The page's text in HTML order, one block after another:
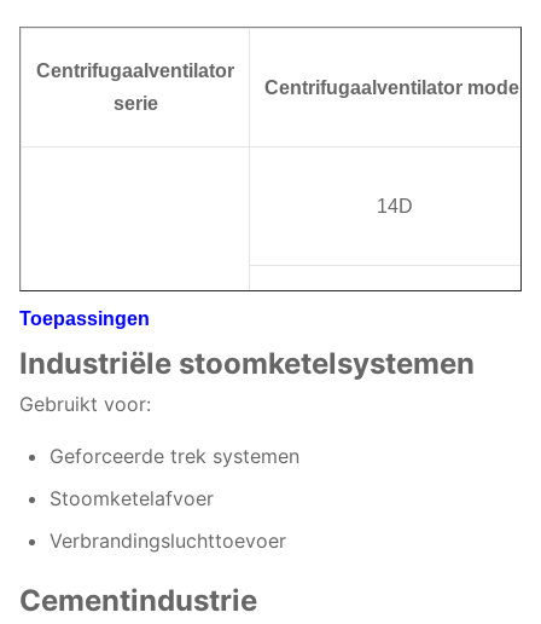
Centrifugaalventilator
serie
Centrifugaalventilator model
14D
Toepassingen
Industriële stoomketelsystemen
Gebruikt voor:
Geforceerde trek systemen
Stoomketelafvoer
Verbrandingsluchttoevoer
Cementindustrie